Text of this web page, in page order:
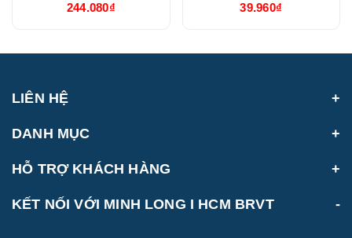
(03119901406)
244.080₫
(640916000)
39.960₫
LIÊN HỆ
DANH MỤC
HỖ TRỢ KHÁCH HÀNG
KẾT NỐI VỚI MINH LONG I HCM BRVT